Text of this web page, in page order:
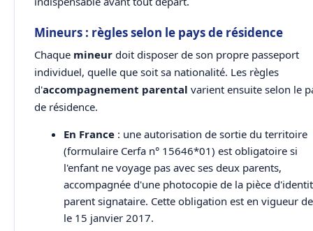
Mineurs : règles selon le pays de résidence
Chaque mineur doit disposer de son propre passeport
individuel, quelle que soit sa nationalité. Les règles
d'accompagnement parental varient ensuite selon le
de résidence.
En France : une autorisation de sortie du territoire
(formulaire Cerfa n° 15646*01) est obligatoire si
l'enfant ne voyage pas avec ses deux parents,
accompagnée d'une photocopie de la pièce
parent signataire. Cette obligation est en vigueur
le 15 janvier 2017.